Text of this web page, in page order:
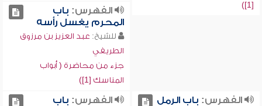
[1])
الفهرس: باب
المحرم يغسل رأسه
للشيخ: عبد العزيز بن مرزوق
الطريفي
جزء من محاضرة ( أبواب
المناسك [1])
الفهرس: باب الرمل
الفهرس: باب